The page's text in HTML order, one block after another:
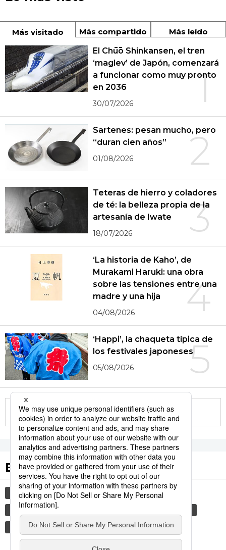
Más visitado Más compartido Más leído
1
El Chūō Shinkansen, el tren
‘maglev’ de Japón, comenzará
a funcionar como muy pronto
en 2036
30/07/2026
2
Sartenes: pesan mucho, pero
“duran cien años”
01/08/2026
3
Teteras de hierro y coladores
de té: la belleza propia de la
artesanía de Iwate
18/07/2026
4
‘La historia de Kaho’, de
Murakami Haruki: una obra
sobre las tensiones entre una
madre y una hija
04/08/2026
5
‘Happi’, la chaqueta típica de
los festivales japoneses
05/08/2026
More in this series
Etiquetas destacadas
cultura gastronomía comida
vida
gastronomía japonesa
tradiciones
alimentos costumbres